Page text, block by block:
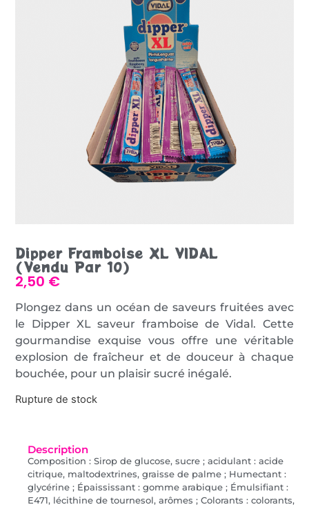
Dipper Framboise XL VIDAL
(vendu Par 10)
2,50 €
Plongez dans un océan de saveurs fruitées avec
le Dipper XL saveur framboise de Vidal. Cette
gourmandise exquise vous offre une véritable
explosion de fraîcheur et de douceur à chaque
bouchée, pour un plaisir sucré inégalé.
Rupture de stock
Description
Composition : Sirop de glucose, sucre ; acidulant : acide
citrique, maltodextrines, graisse de palme ; Humectant :
glycérine ; Épaississant : gomme arabique ; Émulsifiant :
E471, lécithine de tournesol, arômes ; Colorants : colorants,